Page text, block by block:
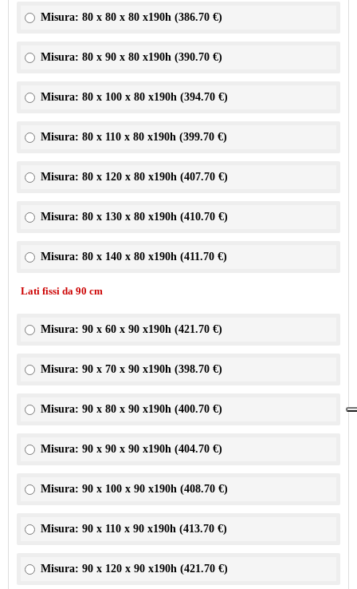
Misura: 80 x 80 x 80 x190h (386.70 €)
Misura: 80 x 90 x 80 x190h (390.70 €)
Misura: 80 x 100 x 80 x190h (394.70 €)
Misura: 80 x 110 x 80 x190h (399.70 €)
Misura: 80 x 120 x 80 x190h (407.70 €)
Misura: 80 x 130 x 80 x190h (410.70 €)
Misura: 80 x 140 x 80 x190h (411.70 €)
Lati fissi da 90 cm
Misura: 90 x 60 x 90 x190h (421.70 €)
Misura: 90 x 70 x 90 x190h (398.70 €)
Misura: 90 x 80 x 90 x190h (400.70 €)
Misura: 90 x 90 x 90 x190h (404.70 €)
Misura: 90 x 100 x 90 x190h (408.70 €)
Misura: 90 x 110 x 90 x190h (413.70 €)
Misura: 90 x 120 x 90 x190h (421.70 €)